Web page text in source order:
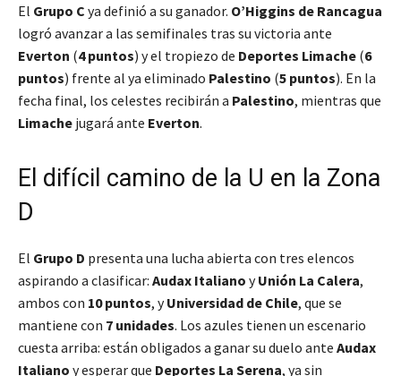
El Grupo C ya definió a su ganador. O’Higgins de Rancagua
logró avanzar a las semifinales tras su victoria ante
Everton (4 puntos) y el tropiezo de Deportes Limache (6
puntos) frente al ya eliminado Palestino (5 puntos). En la
fecha final, los celestes recibirán a Palestino, mientras que
Limache jugará ante Everton.
El difícil camino de la U en la Zona
D
El Grupo D presenta una lucha abierta con tres elencos
aspirando a clasificar: Audax Italiano yUnión La Calera,
ambos con 10 puntos, yUniversidad de Chile, que se
mantiene con 7 unidades. Los azules tienen un escenario
cuesta arriba: están obligados a ganar su duelo ante Audax
Italiano y esperar que Deportes La Serena, ya sin